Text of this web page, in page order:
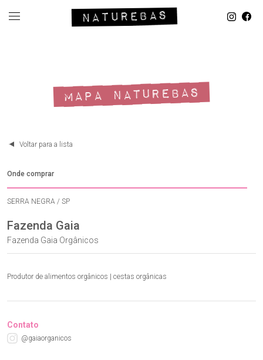
MAPA NATUREBAS
Voltar para a lista
Onde comprar
SERRA NEGRA / SP
Fazenda Gaia
Fazenda Gaia Orgânicos
Produtor de alimentos orgânicos | cestas orgânicas
Contato
@gaiaorganicos